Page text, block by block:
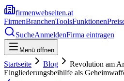
firmenwebseiten.at
FirmenBranchenToolsFunktionen
SucheAnmeldenFirma eintragen
Menü öffnen
Startseite Blog
Revolution am
Eingliederungsbeihilfe als